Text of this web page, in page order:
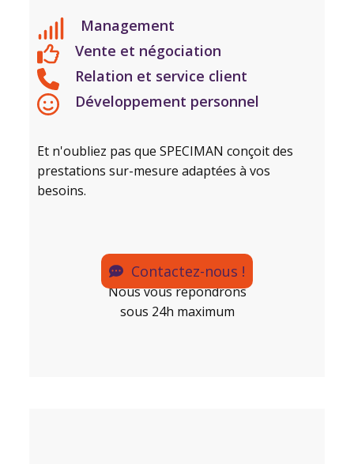
Management
Vente et négociation
Relation et service client
Développement personnel
Et n'oubliez pas que SPECIMAN conçoit des
prestations sur-mesure adaptées à vos
besoins.
Contactez-nous !
Nous vous répondrons
sous 24h maximum